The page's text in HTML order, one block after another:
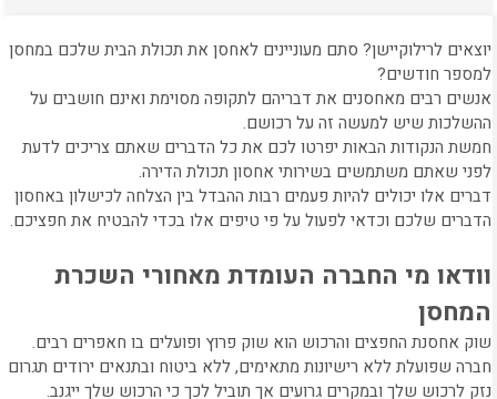
יוצאים לרילוקיישן? סתם מעוניינים לאחסן את תכולת הבית שלכם במחסן
למספר חודשים?
אנשים רבים מאחסנים את דבריהם לתקופה מסוימת ואינם חושבים על
ההשלכות שיש למעשה זה על רכושם.
חמשת הנקודות הבאות יפרטו לכם את כל הדברים שאתם צריכים לדעת
לפני שאתם משתמשים בשירותי אחסון תכולת הדירה.
דברים אלו יכולים להיות פעמים רבות ההבדל בין הצלחה לכישלון באחסון
הדברים שלכם וכדאי לפעול על פי טיפים אלו בכדי להבטיח את חפציכם.
וודאו מי החברה העומדת מאחורי השכרת
המחסן
שוק אחסנת החפצים והרכוש הוא שוק פרוץ ופועלים בו חאפרים רבים.
חברה שפועלת ללא רישיונות מתאימים, ללא ביטוח ובתנאים ירודים תגרום
נזק לרכוש שלך ובמקרים גרועים אך תוביל לכך כי הרכוש שלך ייגנב.